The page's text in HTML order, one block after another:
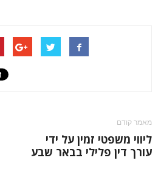
מאמר קודם
ליווי משפטי זמין על ידי
עורך דין פלילי בבאר שבע